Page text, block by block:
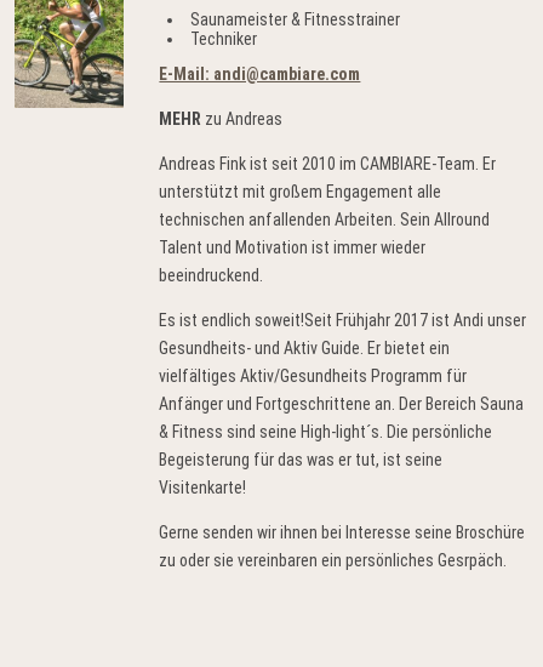
Saunameister & Fitnesstrainer
Techniker
E-Mail: andi@cambiare.com
MEHR zu Andreas
Andreas Fink ist seit 2010 im CAMBIARE-Team. Er
unterstützt mit großem Engagement alle
technischen anfallenden Arbeiten. Sein Allround
Talent und Motivation ist immer wieder
beeindruckend.
Es ist endlich soweit!Seit Frühjahr 2017 ist Andi unser
Gesundheits- und Aktiv Guide. Er bietet ein
vielfältiges Aktiv/Gesundheits Programm für
Anfänger und Fortgeschrittene an. Der Bereich Sauna
& Fitness sind seine High-light´s. Die persönliche
Begeisterung für das was er tut, ist seine
Visitenkarte!
Gerne senden wir ihnen bei Interesse seine Broschüre
zu oder sie vereinbaren ein persönliches Gesrpäch.